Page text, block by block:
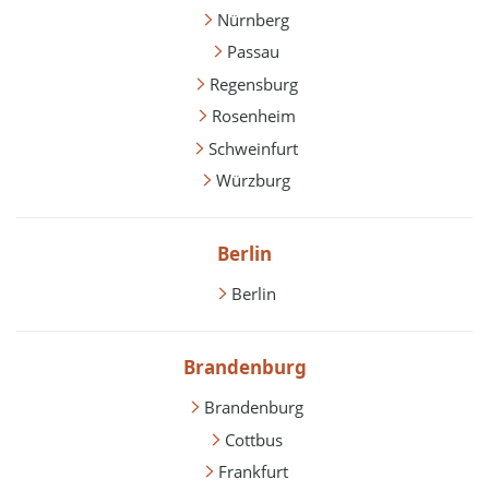
Nürnberg
Passau
Regensburg
Rosenheim
Schweinfurt
Würzburg
Berlin
Berlin
Brandenburg
Brandenburg
Cottbus
Frankfurt